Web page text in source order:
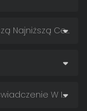
Ilość: MOQ 500 Szt. Odblokowuje Naszą Najniższą Cenę!
Czy Posiadasz Długoterminowe Doświadczenie W Imporcie?